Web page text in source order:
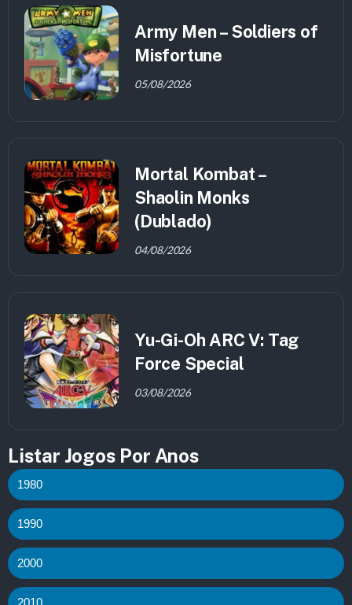
Army Men – Soldiers of
Misfortune
05/08/2026
Mortal Kombat –
Shaolin Monks
(Dublado)
04/08/2026
Yu-Gi-Oh ARC V: Tag
Force Special
03/08/2026
Listar Jogos Por Anos
1980
1990
2000
2010